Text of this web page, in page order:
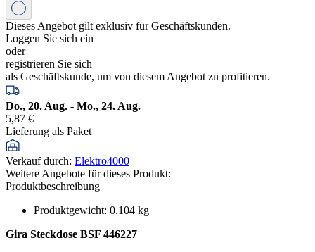
Dieses Angebot gilt exklusiv für Geschäftskunden.
Loggen Sie sich ein
oder
registrieren Sie sich
als Geschäftskunde, um von diesem Angebot zu profitieren.
Do., 20. Aug. - Mo., 24. Aug.
5,87 €
Lieferung als Paket
Verkauf durch: Elektro4000
Weitere Angebote für dieses Produkt:
Produktbeschreibung
Produktgewicht: 0.104 kg
Gira Steckdose BSF 446227